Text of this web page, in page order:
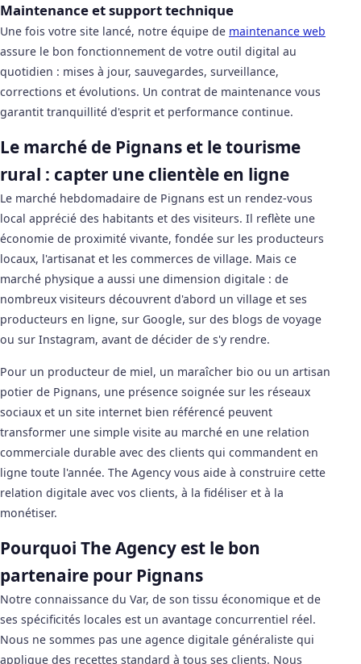
Maintenance et support technique
Une fois votre site lancé, notre équipe de maintenance web
assure le bon fonctionnement de votre outil digital au
quotidien : mises à jour, sauvegardes, surveillance,
corrections et évolutions. Un contrat de maintenance vous
garantit tranquillité d'esprit et performance continue.
Le marché de Pignans et le tourisme
rural : capter une clientèle en ligne
Le marché hebdomadaire de Pignans est un rendez-vous
local apprécié des habitants et des visiteurs. Il reflète une
économie de proximité vivante, fondée sur les producteurs
locaux, l'artisanat et les commerces de village. Mais ce
marché physique a aussi une dimension digitale : de
nombreux visiteurs découvrent d'abord un village et ses
producteurs en ligne, sur Google, sur des blogs de voyage
ou sur Instagram, avant de décider de s'y rendre.
Pour un producteur de miel, un maraîcher bio ou un artisan
potier de Pignans, une présence soignée sur les réseaux
sociaux et un site internet bien référencé peuvent
transformer une simple visite au marché en une relation
commerciale durable avec des clients qui commandent en
ligne toute l'année. The Agency vous aide à construire cette
relation digitale avec vos clients, à la fidéliser et à la
monétiser.
Pourquoi The Agency est le bon
partenaire pour Pignans
Notre connaissance du Var, de son tissu économique et de
ses spécificités locales est un avantage concurrentiel réel.
Nous ne sommes pas une agence digitale généraliste qui
applique des recettes standard à tous ses clients. Nous